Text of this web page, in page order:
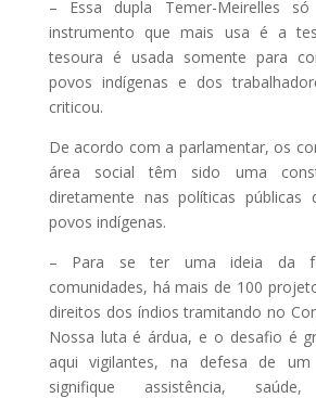
– Essa dupla Temer-Meirelles
instrumento que mais usa é a
tesoura é usada somente para
povos indígenas e dos
criticou.
De acordo com a parlamentar, os
área social têm sido uma
diretamente nas políticas públicas
povos indígenas.
– Para se ter uma ideia da
comunidades, há mais de 100
direitos dos índios tramitando no
Nossa luta é árdua, e o desafio é
aqui vigilantes, na defesa de
signifique assistência,